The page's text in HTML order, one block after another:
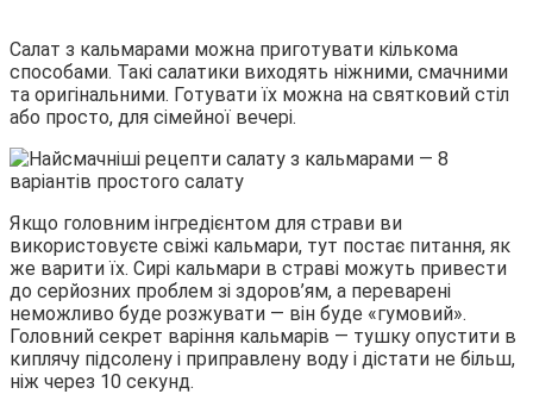
Салат з кальмарами можна приготувати кількома
способами. Такі салатики виходять ніжними, смачними
та оригінальними. Готувати їх можна на святковий стіл
або просто, для сімейної вечері.
Якщо головним інгредієнтом для страви ви
використовуєте свіжі кальмари, тут постає питання, як
же варити їх. Сирі кальмари в страві можуть привести
до серйозних проблем зі здоров’ям, а переварені
неможливо буде розжувати — він буде «гумовий».
Головний секрет варіння кальмарів — тушку опустити в
киплячу підсолену і приправлену воду і дістати не більш,
ніж через 10 секунд.